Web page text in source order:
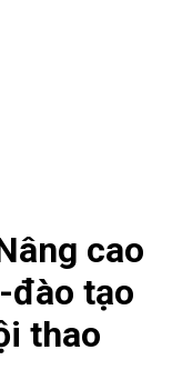
cao
đào tạo
thao